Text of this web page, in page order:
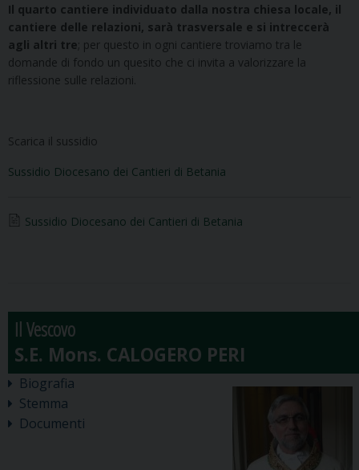
Il quarto cantiere individuato dalla nostra chiesa locale, il
cantiere delle relazioni, sarà trasversale e si intreccerà
agli altri tre; per questo in ogni cantiere troviamo tra le
domande di fondo un quesito che ci invita a valorizzare la
riflessione sulle relazioni.
Scarica il sussidio
Sussidio Diocesano dei Cantieri di Betania
Sussidio Diocesano dei Cantieri di Betania
Il Vescovo
Biografia
Stemma
Documenti